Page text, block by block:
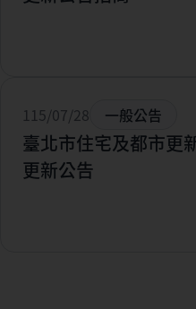
115/07/28 一般公告
臺北市住宅及都市更
更新公告